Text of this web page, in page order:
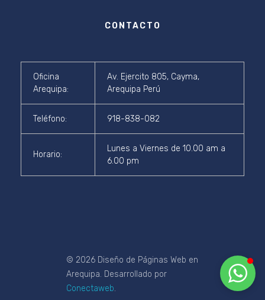
Ventas ConectaWeb
¡Estamos Disponibles!
CONTACTO
Oficina
Arequipa:
Av. Ejercito 805, Cayma,
Arequipa Perú
Teléfono: 918-838-082
Horario:
Lunes a Viernes de 10.00 am a
6.00 pm
© 2026 Diseño de Páginas Web en
Arequipa. Desarrollado por
Conectaweb.